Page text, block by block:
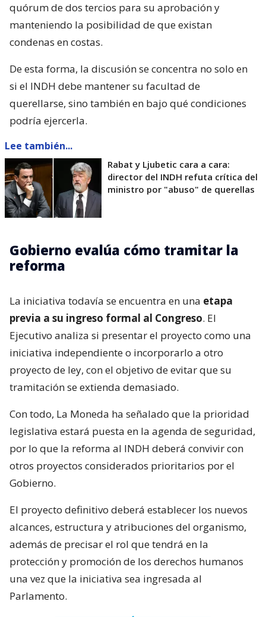
quórum de dos tercios para su aprobación y
manteniendo la posibilidad de que existan
condenas en costas.
De esta forma, la discusión se concentra no solo en
si el INDH debe mantener su facultad de
querellarse, sino también en bajo qué condiciones
podría ejercerla.
Lee también...
Rabat y Ljubetic cara a cara:
director del INDH refuta crítica del
ministro por "abuso" de querellas
Gobierno evalúa cómo tramitar la
reforma
La iniciativa todavía se encuentra en una etapa
previa a su ingreso formal al Congreso. El
Ejecutivo analiza si presentar el proyecto como una
iniciativa independiente o incorporarlo a otro
proyecto de ley, con el objetivo de evitar que su
tramitación se extienda demasiado.
Con todo, La Moneda ha señalado que la prioridad
legislativa estará puesta en la agenda de seguridad,
por lo que la reforma al INDH deberá convivir con
otros proyectos considerados prioritarios por el
Gobierno.
El proyecto definitivo deberá establecer los nuevos
alcances, estructura y atribuciones del organismo,
además de precisar el rol que tendrá en la
protección y promoción de los derechos humanos
una vez que la iniciativa sea ingresada al
Parlamento.